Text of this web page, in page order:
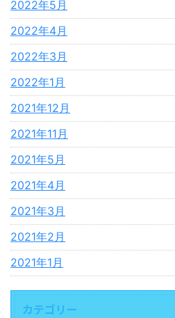
2022年5月
2022年4月
2022年3月
2022年1月
2021年12月
2021年11月
2021年5月
2021年4月
2021年3月
2021年2月
2021年1月
カテゴリー